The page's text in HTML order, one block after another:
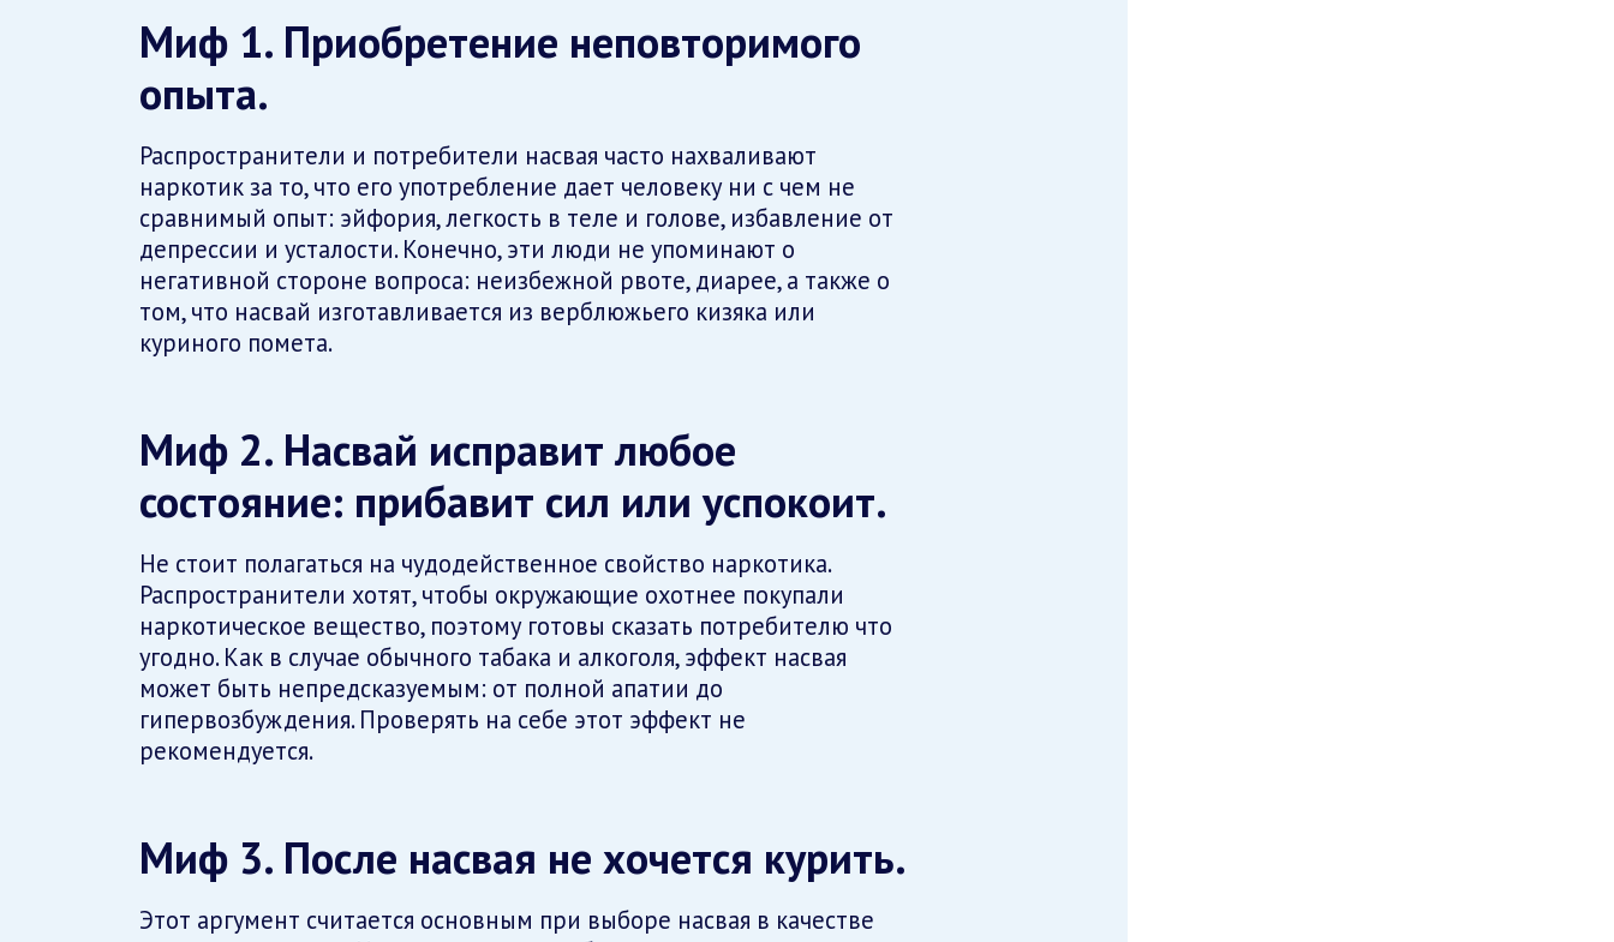
Миф 1. Приобретение неповторимого
опыта.
Распространители и потребители насвая часто нахваливают
наркотик за то, что его употребление дает человеку ни с чем не
сравнимый опыт: эйфория, легкость в теле и голове, избавление от
депрессии и усталости. Конечно, эти люди не упоминают о
негативной стороне вопроса: неизбежной рвоте, диарее, а также о
том, что насвай изготавливается из верблюжьего кизяка или
куриного помета.
Миф 2. Насвай исправит любое
состояние: прибавит сил или успокоит.
Не стоит полагаться на чудодейственное свойство наркотика.
Распространители хотят, чтобы окружающие охотнее покупали
наркотическое вещество, поэтому готовы сказать потребителю что
угодно. Как в случае обычного табака и алкоголя, эффект насвая
может быть непредсказуемым: от полной апатии до
гипервозбуждения. Проверять на себе этот эффект не
рекомендуется.
Миф 3. После насвая не хочется курить.
Этот аргумент считается основным при выборе насвая в качестве